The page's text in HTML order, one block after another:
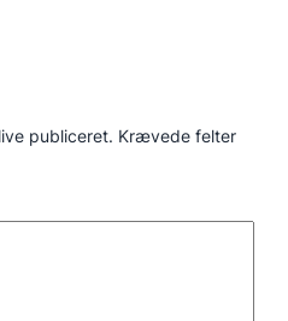
publiceret. Krævede felter